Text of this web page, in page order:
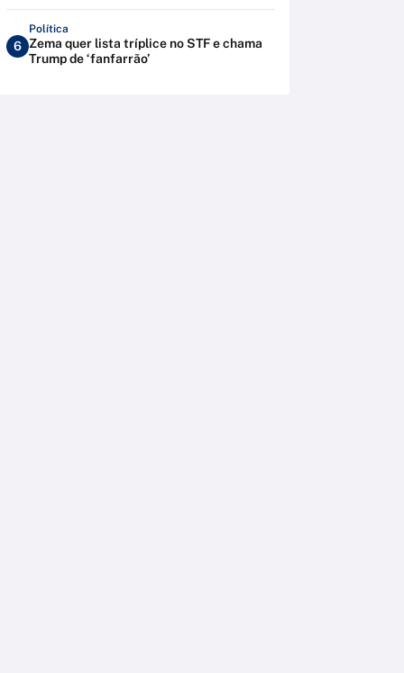
6
Política
Zema quer lista tríplice no STF e chama
Trump de ‘fanfarrão’